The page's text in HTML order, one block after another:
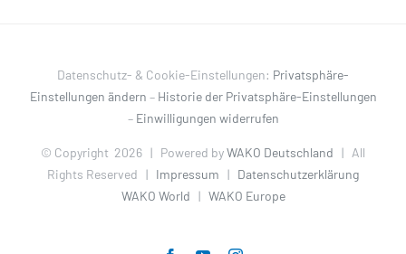
Datenschutz- & Cookie-Einstellungen: Privatsphäre-
Einstellungen ändern – Historie der Privatsphäre-Einstellungen
– Einwilligungen widerrufen
© Copyright 2026 | Powered byWAKO Deutschland | All
Rights Reserved | Impressum | Datenschutzerklärung
WAKO World | WAKO Europe